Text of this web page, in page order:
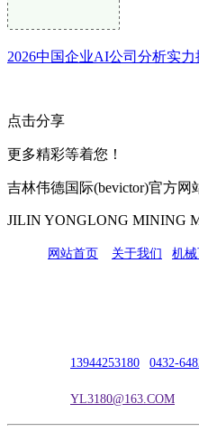
2026中国企业AI公司分析实
点击分享
更多精彩等着您！
吉林伟德国际(bevictor)官方网
JILIN YONGLONG MINING
网站首页 关于我们 机
13944253180 0432-
YL3180@163.COM